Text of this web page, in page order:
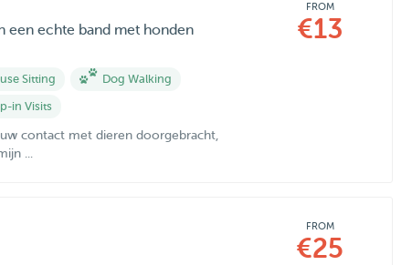
een echte band met honden
Sitting
Dog Walking
in Visits
contact met dieren doorgebracht,
...
FROM
€13
FROM
€25